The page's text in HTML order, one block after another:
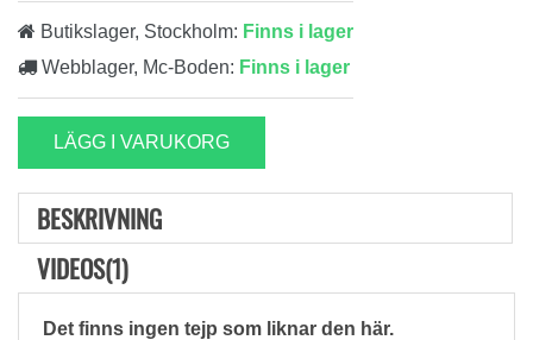
Butikslager, Stockholm: Finns i lager
Webblager, Mc-Boden: Finns i lager
LÄGG I VARUKORG
BESKRIVNING
VIDEOS(1)
Det finns ingen tejp som liknar den här.